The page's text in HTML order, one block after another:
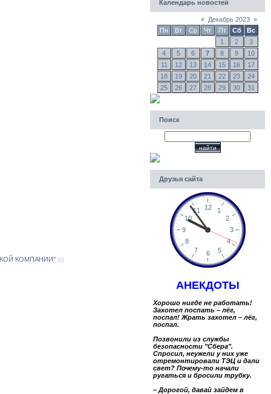
КОМПАНИИ" (0)
Календарь новостей
« Декабрь 2023 »
Пн
Вт Ср Чт Пт Сб
Вс
1
2
3
4
5 6 7 8 9
10
11
12 13 14 15 16
17
18
19 20 21 22 23
24
25
26 27 28 29 30 31
Поиск
Друзья сайта
АНЕКДОТЫ
Хорошо нигде не работать!
Захотел поспать – лёг,
поспал! Жрать захотел – лёг,
поспал.
Позвонили из службы
безопасности "Сбера".
Спросил, неужели у них уже
отремонтировали ТЭЦ и дали
свет? Почему-то начали
ругаться и бросили трубку.
– Дорогой, давай зайдем в